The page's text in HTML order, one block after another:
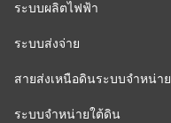
ระบบผลิตไฟฟ้า
ระบบส่งจ่าย
สายส่งเหนือดินระบบจำหน่าย
ระบบจำหน่ายใต้ดิน